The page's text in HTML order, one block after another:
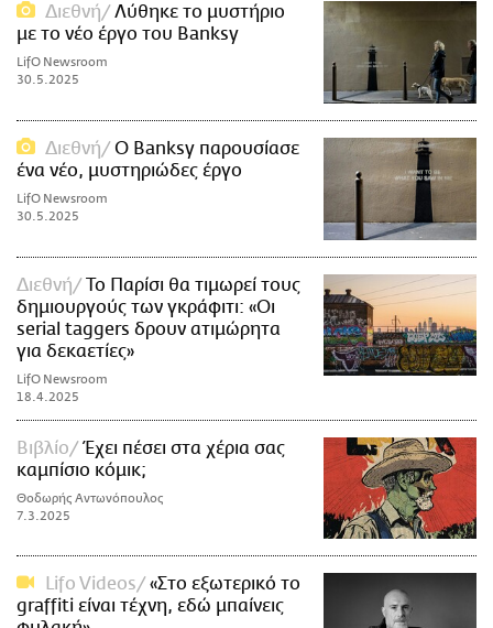
Διεθνή
Λύθηκε το μυστήριο
με το νέο έργο του Banksy
LifO Newsroom
30.5.2025
Διεθνή
Ο Banksy παρουσίασε
ένα νέο, μυστηριώδες έργο
LifO Newsroom
30.5.2025
Διεθνή
Το Παρίσι θα τιμωρεί τους
δημιουργούς των γκράφιτι: «Οι
serial taggers δρουν ατιμώρητα
για δεκαετίες»
LifO Newsroom
18.4.2025
Βιβλίο
Έχει πέσει στα χέρια σας
καμπίσιο κόμικ;
Θοδωρής Αντωνόπουλος
7.3.2025
Lifo Videos
«Στο εξωτερικό το
graffiti είναι τέχνη, εδώ μπαίνεις